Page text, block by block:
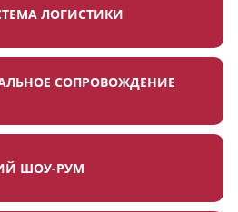
ЛОГИСТИКИ
СОПРОВОЖДЕНИЕ
ШОУ-РУМ